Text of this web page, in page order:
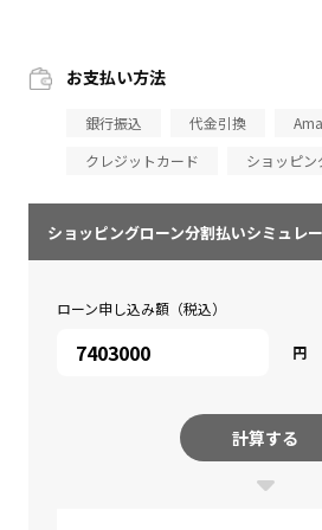
お支払い方法
銀行振込 代金引換
クレジットカード
ショッピン
ショッピングローン分割払いシミュレ
ローン申し込み額（税込）
円
計算する